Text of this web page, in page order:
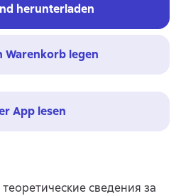
herunterladen
Warenkorb legen
App lesen
сведения за